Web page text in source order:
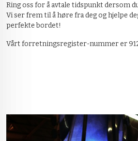
Ring oss for å avtale tidspunkt dersom
Vi ser frem til å høre fra deg og hjelpe
perfekte bordet!
Vårt forretningsregister-nummer er